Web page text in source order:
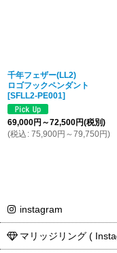
千年フェザー(LL2)
ロゴフックペンダント
[SFLL2-PE001]
69,000円 ～72,500円(税別)
(税込 : 75,900円 ～79,750円)
instagram
マリッジリング (